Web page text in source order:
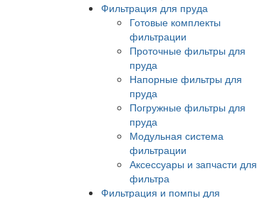
Фильтрация для пруда
Готовые комплекты
фильтрации
Проточные фильтры для
пруда
Напорные фильтры для
пруда
Погружные фильтры для
пруда
Модульная система
фильтрации
Аксессуары и запчасти для
фильтра
Фильтрация и помпы для